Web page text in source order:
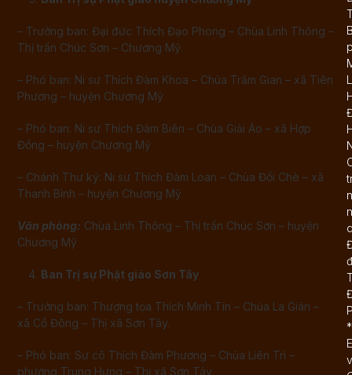
– Trưởng ban: Đại đức Thích Đạo Phong – Chùa Linh Thông –
Thị trấn Chúc Sơn – Ch­ương Mỹ.
– Phó ban: Ni sư Thích Đàm Khoa – Chùa Trăm Gian – xã Tiên
Phương – huyện Chương Mỹ
– Phó ban: Ni sư Thích Đàm Biên – Chùa Giải Áo – xã Hợp
Đồng – huyện Chương Mỹ
– Chánh Thư ký: Ni sư Thích Đàm Loan – Chùa Đồi Chè – xã
Thanh Bình – huyện Chương Mỹ
Văn phòng: Chùa Linh Thông – Thị trấn Chúc Sơn – huyện
Chương Mỹ
Ban Trị sự Phật giáo Sơn Tây
– Trưởng ban: Thượng tọa Thích Minh Tín – Chùa La Gián –
xã Cổ Đông – Thị xã Sơn Tây.
– Phó ban: Sư cô Thích Đàm Phương – Chùa Liên Trì –
phường Trung Hưng – Thị xã Sơn Tây
*